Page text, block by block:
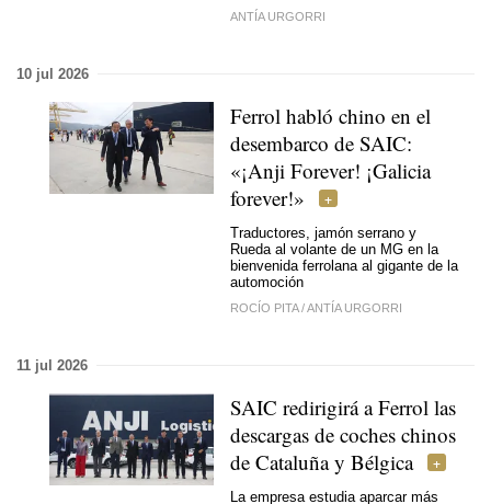
ANTÍA URGORRI
10 jul 2026
Ferrol habló chino en el
desembarco de SAIC:
«¡Anji Forever! ¡Galicia
forever!»
Traductores, jamón serrano y
Rueda al volante de un MG en la
bienvenida ferrolana al gigante de la
automoción
ROCÍO PITA /ANTÍA URGORRI
11 jul 2026
SAIC redirigirá a Ferrol las
descargas de coches chinos
de Cataluña y Bélgica
La empresa estudia aparcar más